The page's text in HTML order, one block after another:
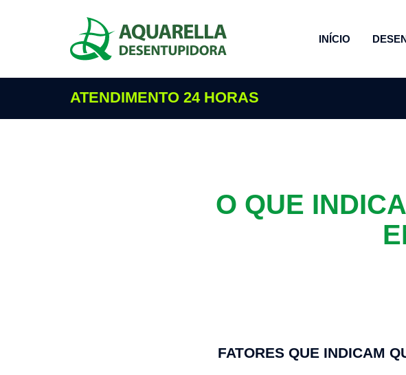
INÍCIO
ATENDIMENTO 24 HORAS
O QUE
FATORES QUE INDICAM